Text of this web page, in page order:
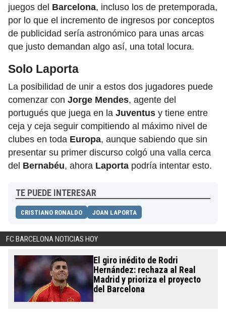
juegos del Barcelona, incluso los de pretemporada,
por lo que el incremento de ingresos por conceptos
de publicidad sería astronómico para unas arcas
que justo demandan algo así, una total locura.
Solo Laporta
La posibilidad de unir a estos dos jugadores puede
comenzar con Jorge Mendes, agente del
portugués que juega en la Juventus y tiene entre
ceja y ceja seguir compitiendo al máximo nivel de
clubes en toda Europa, aunque sabiendo que sin
presentar su primer discurso colgó una valla cerca
del Bernabéu, ahora Laporta podría intentar esto.
TE PUEDE INTERESAR
CRISTIANO RONALDO JOAN LAPORTA
FC BARCELONA NOTICIAS HOY
El giro inédito de Rodri
Hernández: rechaza al Real
Madrid y prioriza el proyecto
del Barcelona